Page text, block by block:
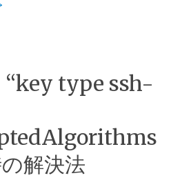
“key type ssh-
解決法